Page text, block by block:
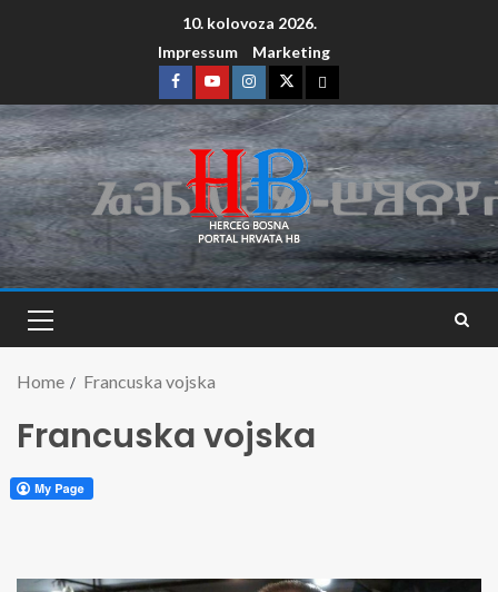
10. kolovoza 2026.
Impressum
Marketing
Home Francuska vojska
Francuska vojska